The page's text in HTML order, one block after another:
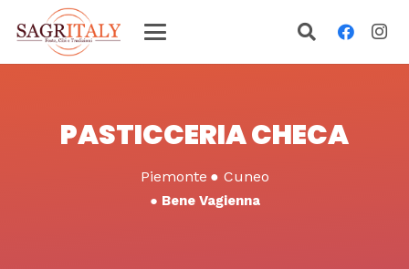
PASTICCERIA CHECA
Piemonte ● Cuneo
● Bene Vagienna